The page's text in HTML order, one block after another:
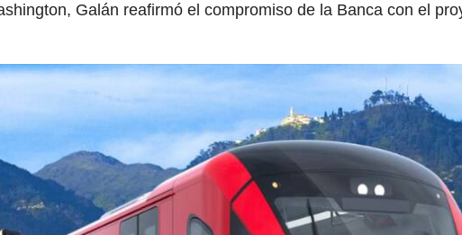
Galán reafirmó el compromiso de la Banca con el